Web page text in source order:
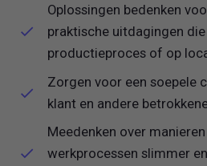
Oplossingen bedenken
praktische uitdagingen
productieproces of op
Zorgen voor een soepele
klant en andere
Meedenken over
werkprocessen slimmer